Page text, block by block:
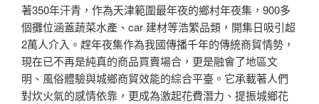
著350年汗青，作為天津範圍最年夜的鄉村年夜集，900多
個攤位涵蓋蔬菜水產、car 建材等浩繁品類，開集日吸引超
2萬人介入。趕年夜集作為我國傳播千年的傳統商貿情勢，
現在已不再是純真的商品買賣場合，更是融會了地區文
明、風俗體驗與城鄉商貿效能的綜合平臺。它承載著人們
對炊火氣的感情依靠，更成為激起花費潛力、提振城鄉花